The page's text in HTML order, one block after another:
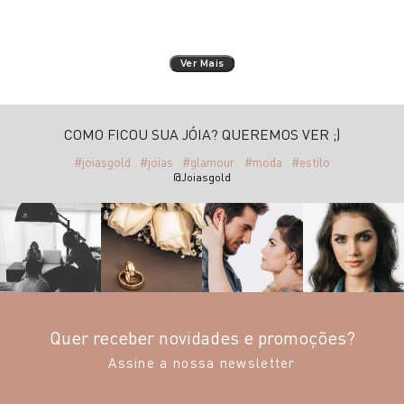
Ver Mais
COMO FICOU SUA JÓIA? QUEREMOS VER ;)
#joiasgold #joias #glamour #moda #estilo
@Joiasgold
Quer receber novidades e promoções?
Assine a nossa newsletter